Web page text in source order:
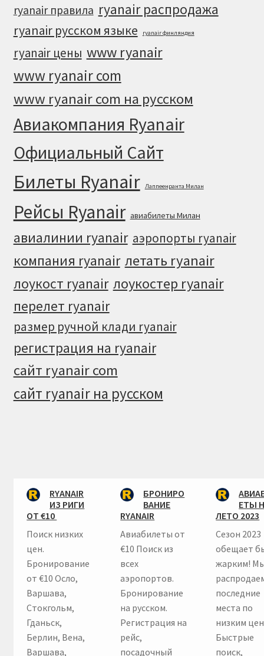
ryanair правила ryanair распродажа
ryanair русском языке ryanair финляндия
ryanair цены www ryanair
www ryanair com
www ryanair com на русском
Авиакомпания Ryanair
Официальный Cайт
Билеты Ryanair Лаппеенранта Милан
Рейсы Ryanair авиабилеты Милан
авиалинии ryanair аэропорты ryanair
компания ryanair летать ryanair
лоукост ryanair лоукостер ryanair
перелет ryanair
размер ручной клади ryanair
регистрация на ryanair
сайт ryanair com
сайт ryanair на русском
RYANAIR
ИЗ РИГИ
ОТ €10
Поиск низких
цен.
Бронирование
от €10 Осло,
Варшава,
Стокгольм,
Гданьск,
Берлин, Вена,
Варшава,
БРОНИРО
ВАНИЕ
RYANAIR
Авиабилеты от
€10 Поиск из
всех
аэропортов.
Бронирование
на русском.
Регистрация на
рейс,
посадочный
ЕТЫ
ЛЕТО 2023
Сезон 2023
обещает
жарким!
последние
места по
низким
Быстрые
поиск,